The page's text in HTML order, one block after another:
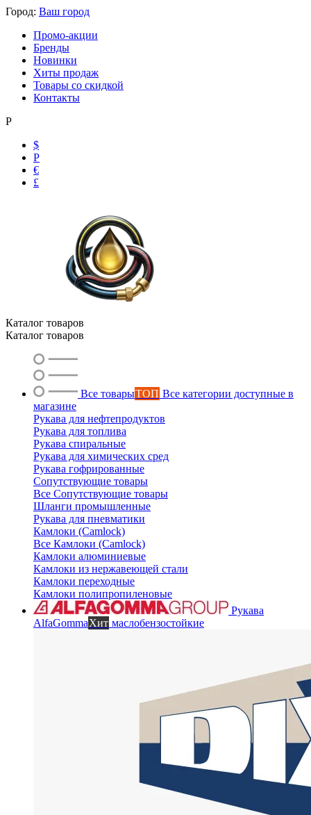
Город: Ваш город
Промо-акции
Бренды
Новинки
Хиты продаж
Товары со скидкой
Контакты
Р
$
Р
€
£
Каталог товаров
Каталог товаров
Все товарыТОП Все категории доступные в
магазине
Рукава для нефтепродуктов
Рукава для топлива
Рукава спиральные
Рукава для химических сред
Рукава гофрированные
Сопутствующие товары
Все Сопутствующие товары
Шланги промышленные
Рукава для пневматики
Камлоки (Camlock)
Все Камлоки (Camlock)
Камлоки алюминиевые
Камлоки из нержавеющей стали
Камлоки переходные
Камлоки полипропиленовые
Рукава
AlfaGommaХит маслобензостойкие
Ольга